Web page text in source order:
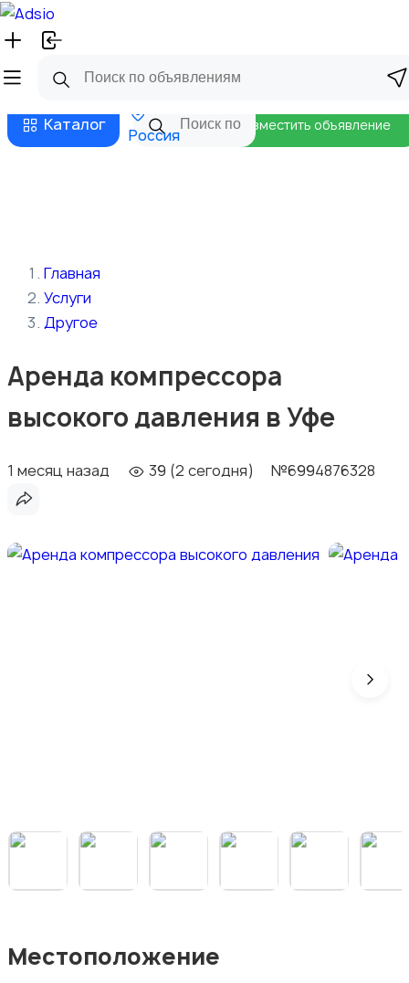
Русский
Бизнес тарифы
Каталог
Россия
Разместить объявление
Главная
Услуги
Другое
Аренда компрессора
высокого давления в Уфе
1 месяц назад 39 (2 сегодня) №6994876328
Местоположение